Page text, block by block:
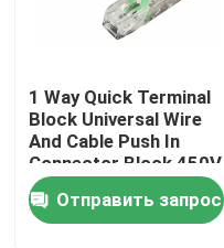
Продукты
О нас
1 Way Quick Terminal
Block Universal Wire
And Cable Push In
Connector Block 450V
32A (включает
провод и кабель,
включает
Отправить запрос